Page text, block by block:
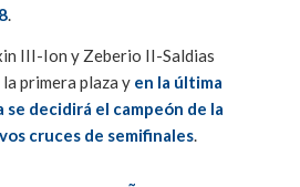
.
III-Ion y Zeberio II-Saldias
primera plaza y en la última
decidirá el campeón de la
cruces de semifinales.